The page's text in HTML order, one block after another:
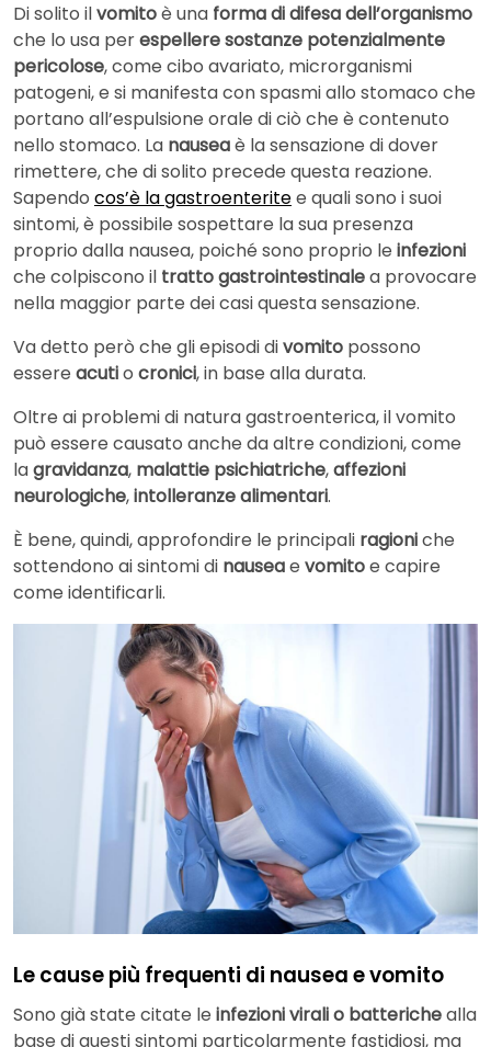
Di solito ilvomitoè una forma di difesa dell’organismo
che lo usa perespellere sostanze potenzialmente
pericolose, come cibo avariato, microrganismi
patogeni, e si manifesta con spasmi allo stomaco che
portano all’espulsione orale di ciò che è contenuto
nello stomaco. La nauseaè la sensazione di dover
rimettere, che di solito precede questa reazione.
Sapendo cos’è la gastroenteritee quali sono i suoi
sintomi, è possibile sospettare la sua presenza
proprio dalla nausea, poiché sono proprio le infezioni
che colpiscono il tratto gastrointestinalea provocare
nella maggior parte dei casi questa sensazione.
Va detto però che gli episodi divomito possono
essere acutio cronici, in base alla durata.
Oltre ai problemi di natura gastroenterica, il vomito
può essere causato anche da altre condizioni, come
lagravidanza, malattie psichiatriche,affezioni
neurologiche,intolleranze alimentari.
È bene, quindi, approfondire le principali ragioniche
sottendono ai sintomi di nauseae vomitoe capire
come identificarli.
Le cause più frequenti di nausea e vomito
Sono già state citate le infezioni virali o batterichealla
base di questi sintomi particolarmente fastidiosi, ma